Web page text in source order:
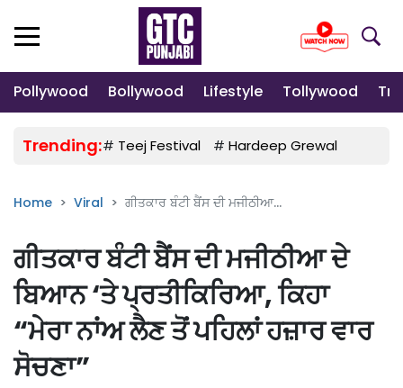
Pollywood Bollywood Lifestyle Tollywood
Trending:# Teej Festival # Hardeep Grewal
Home Viral ਗੀਤਕਾਰ ਬੰਟੀ ਬੈਂਸ ਦੀ ਮਜੀਠੀਆ...
ਗੀਤਕਾਰ ਬੰਟੀ ਬੈਂਸ ਦੀ ਮਜੀਠੀਆ ਦੇ
ਬਿਆਨ ‘ਤੇ ਪ੍ਰਤੀਕਿਰਿਆ, ਕਿਹਾ
“ਮੇਰਾ ਨਾਂਅ ਲੈਣ ਤੋਂ ਪਹਿਲਾਂ ਹਜ਼ਾਰ ਵਾਰ
ਸੋਚਣਾ”